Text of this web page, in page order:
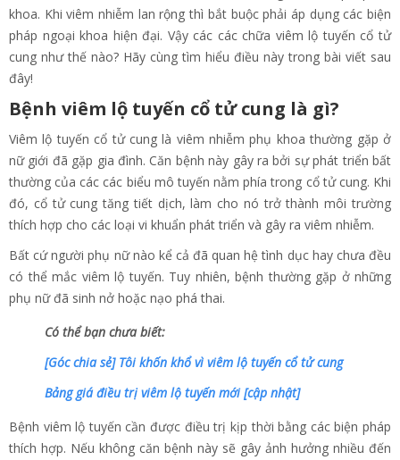
khoa. Khi viêm nhiễm lan rộng thì bắt buộc phải áp dụng các biện
pháp ngoại khoa hiện đại. Vậy các các chữa viêm lộ tuyến cổ tử
cung như thế nào? Hãy cùng tìm hiểu điều này trong bài viết sau
đây!
Bệnh viêm lộ tuyến cổ tử cung là gì?
Viêm lộ tuyến cổ tử cung là viêm nhiễm phụ khoa thường gặp ở
nữ giới đã gặp gia đình. Căn bệnh này gây ra bởi sự phát triển bất
thường của các các biểu mô tuyến nằm phía trong cổ tử cung. Khi
đó, cổ tử cung tăng tiết dịch, làm cho nó trở thành môi trường
thích hợp cho các loại vi khuẩn phát triển và gây ra viêm nhiễm.
Bất cứ người phụ nữ nào kể cả đã quan hệ tình dục hay chưa đều
có thể mắc viêm lộ tuyến. Tuy nhiên, bệnh thường gặp ở những
phụ nữ đã sinh nở hoặc nạo phá thai.
Có thể bạn chưa biết:
[Góc chia sẻ] Tôi khốn khổ vì viêm lộ tuyến cổ tử cung
Bảng giá điều trị viêm lộ tuyến mới [cập nhật]
Bệnh viêm lộ tuyến cần được điều trị kịp thời bằng các biện pháp
thích hợp. Nếu không căn bệnh này sẽ gây ảnh hưởng nhiều đến